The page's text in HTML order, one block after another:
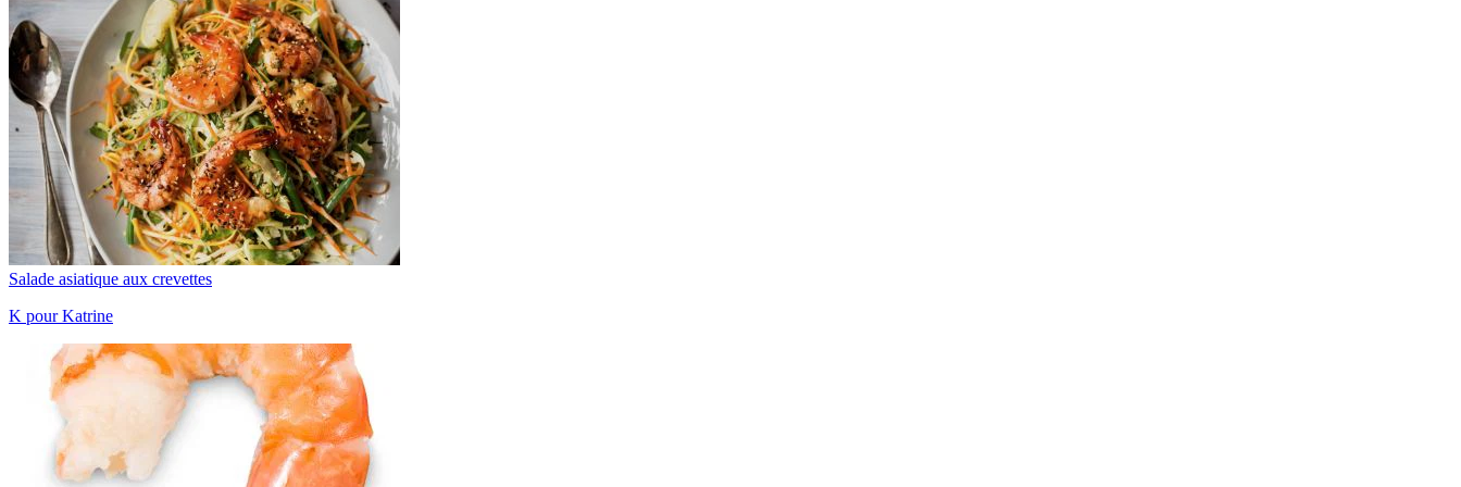
Salade asiatique aux crevettes
K pour Katrine